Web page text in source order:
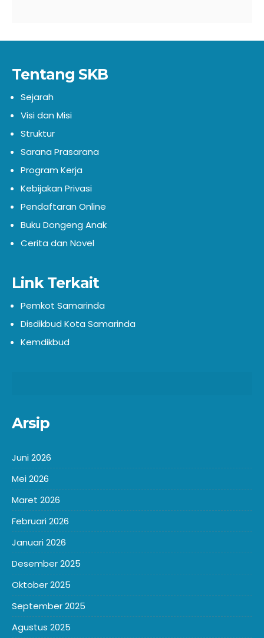
Tentang SKB
Sejarah
Visi dan Misi
Struktur
Sarana Prasarana
Program Kerja
Kebijakan Privasi
Pendaftaran Online
Buku Dongeng Anak
Cerita dan Novel
Link Terkait
Pemkot Samarinda
Disdikbud Kota Samarinda
Kemdikbud
Arsip
Juni 2026
Mei 2026
Maret 2026
Februari 2026
Januari 2026
Desember 2025
Oktober 2025
September 2025
Agustus 2025